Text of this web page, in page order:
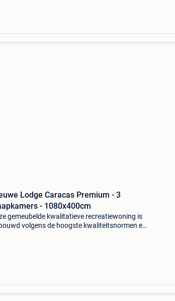
Lodge Caracas Premium - 3
- 1080x400cm
gemeubelde kwalitatieve recreatiewoning is
volgens de hoogste kwaliteitsnormen en